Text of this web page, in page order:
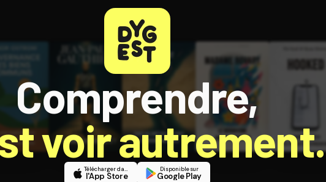
Comprendre,
voir autrement.
Télécharger dans
l'App Store
Disponible sur
Google Play